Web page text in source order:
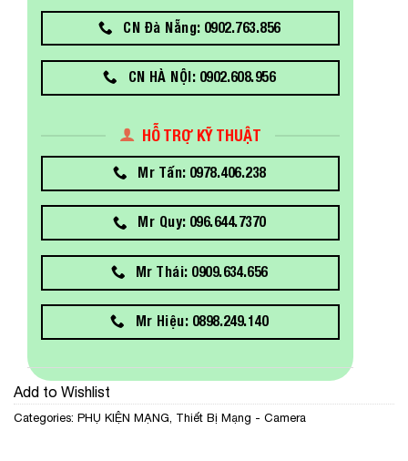
CN Đà Nẵng: 0902.763.856
CN HÀ NỘI: 0902.608.956
HỖ TRỢ KỸ THUẬT
Mr Tấn: 0978.406.238
Mr Quy: 096.644.7370
Mr Thái: 0909.634.656
Mr Hiệu: 0898.249.140
Add to Wishlist
Categories: PHỤ KIỆN MẠNG, Thiết Bị Mạng - Camera